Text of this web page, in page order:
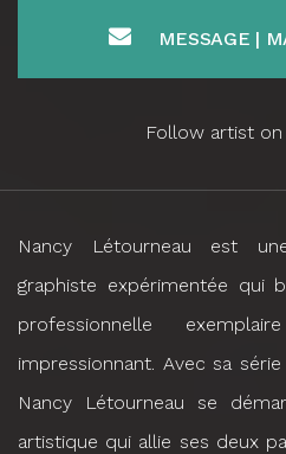
Follow artist on
MESSAGE |
Nancy Létourneau est
graphiste expérimentée qui
professionnelle
impressionnant. Avec sa
Nancy Létourneau se
artistique qui allie ses deux